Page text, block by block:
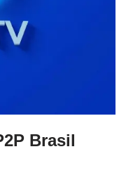
Brasil